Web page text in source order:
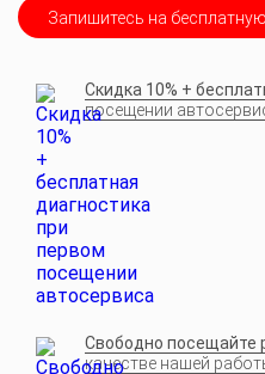
Запишитесь на
Скидка 10% +
посещении
Свободно посещайте
качестве нашей